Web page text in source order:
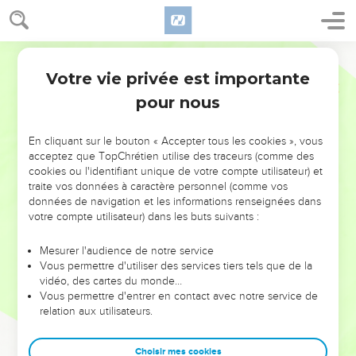
NE MANQUEZ PAS L’ÉVÉNEMENT
DE L’ANNÉE !
ET SI LEURS ERREURS POUVAIENT VOUS ÉVITER LES
VOTRES ?
leur foi ou leur vision. Mais on voit moins les doutes, les erreurs
et les saisons difficiles qu'ils ont traversés, alors même que ce
sont elles qui les ont façonnés.
Dans cette conférence, leaders, entrepreneurs, et responsables
clés pour avancer avec plus de sagesse afin que leurs erreurs
Votre vie privée est importante
pour nous
En cliquant sur le bouton « Accepter tous les cookies », vous
acceptez que TopChrétien utilise des traceurs (comme des
cookies ou l'identifiant unique de votre compte utilisateur) et
traite vos données à caractère personnel (comme vos
données de navigation et les informations renseignées dans
votre compte utilisateur) dans les buts suivants :
Mesurer l'audience de notre service
Vous permettre d'utiliser des services tiers tels que de la
vidéo, des cartes du monde…
Vous permettre d'entrer en contact avec notre service de
relation aux utilisateurs.
Choisir mes cookies